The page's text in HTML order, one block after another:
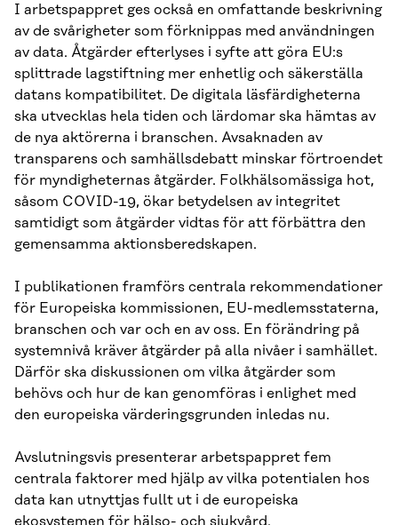
I arbetspappret ges också en omfattande beskrivning
av de svårigheter som förknippas med användningen
av data. Åtgärder efterlyses i syfte att göra EU:s
splittrade lagstiftning mer enhetlig och säkerställa
datans kompatibilitet. De digitala läsfärdigheterna
ska utvecklas hela tiden och lärdomar ska hämtas av
de nya aktörerna i branschen. Avsaknaden av
transparens och samhällsdebatt minskar förtroendet
för myndigheternas åtgärder. Folkhälsomässiga hot,
såsom COVID-19, ökar betydelsen av integritet
samtidigt som åtgärder vidtas för att förbättra den
gemensamma aktionsberedskapen.
I publikationen framförs centrala rekommendationer
för Europeiska kommissionen, EU-medlemsstaterna,
branschen och var och en av oss. En förändring på
systemnivå kräver åtgärder på alla nivåer i samhället.
Därför ska diskussionen om vilka åtgärder som
behövs och hur de kan genomföras i enlighet med
den europeiska värderingsgrunden inledas nu.
Avslutningsvis presenterar arbetspappret fem
centrala faktorer med hjälp av vilka potentialen hos
data kan utnyttjas fullt ut i de europeiska
ekosystemen för hälso- och sjukvård.